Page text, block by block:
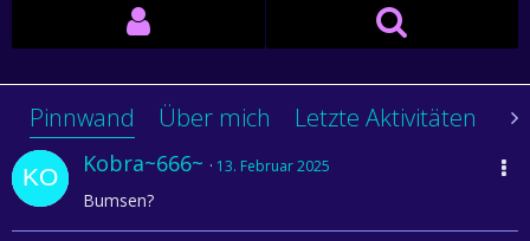
Pinnwand Über mich Letzte Aktivitäten
Kobra~666~ 13. Februar 2025
Bumsen?